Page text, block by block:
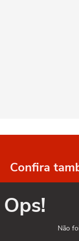
Confira
Ops!
Não